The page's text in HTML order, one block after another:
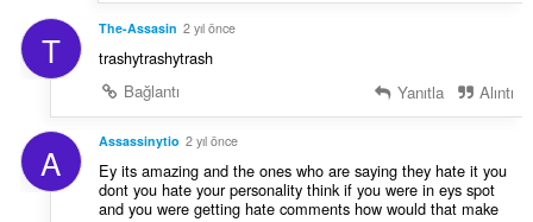
T The-Assasin 2 yıl önce
trashytrashytrash
Bağlantı
Yanıtla Alıntı
A Assassinytio 2 yıl önce
Ey its amazing and the ones who are saying they hate it you
dont you hate your personality think if you were in eys spot
and you were getting hate comments how would that make